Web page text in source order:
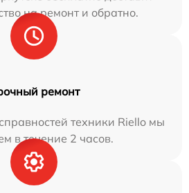
на ремонт и обратно.
ремонт
техники Riello мы
в течение 2 часов.